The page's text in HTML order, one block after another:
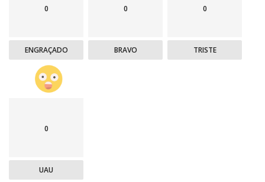
0
ENGRAÇADO
0
BRAVO
0
TRISTE
0
UAU